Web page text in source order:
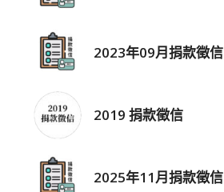
2023年09月捐款徵信
2019 捐款徵信
2025年11月捐款徵信